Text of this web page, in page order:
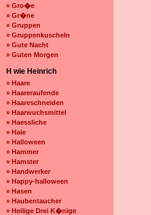
» Gro�e
» Gr�ne
» Gruppen
» Gruppenkuscheln
» Gute Nacht
» Guten Morgen
H wie Heinrich
» Haare
» Haareraufende
» Haareschneiden
» Haarwuchsmittel
» Haessliche
» Haie
» Halloween
» Hammer
» Hamster
» Handwerker
» Happy-halloween
» Hasen
» Haubentaucher
» Heilige Drei K�nige